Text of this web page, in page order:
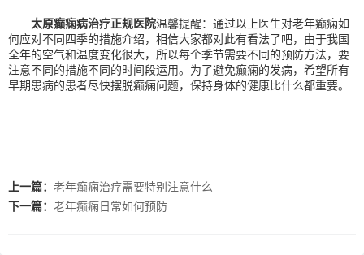
太原癫痫病治疗正规医院温馨提醒：通过以上医生对老年癫痫如
何应对不同四季的措施介绍，相信大家都对此有看法了吧，由于我国
全年的空气和温度变化很大，所以每个季节需要不同的预防方法，要
注意不同的措施不同的时间段运用。为了避免癫痫的发病，希望所有
早期患病的患者尽快摆脱癫痫问题，保持身体的健康比什么都重要。
上一篇： 老年癫痫治疗需要特别注意什么
下一篇： 老年癫痫日常如何预防